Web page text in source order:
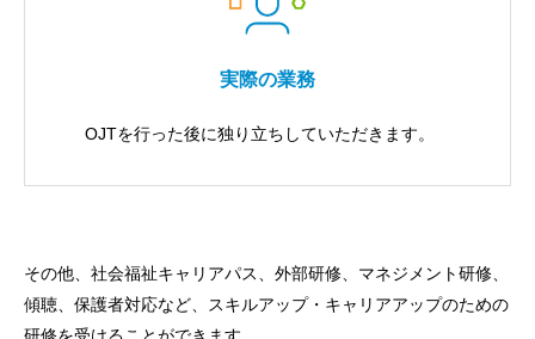
実際の業務
OJTを行った後に独り立ちしていただきます。
その他、社会福祉キャリアパス、外部研修、マネジメント研修、
傾聴、保護者対応など、スキルアップ・キャリアアップのための